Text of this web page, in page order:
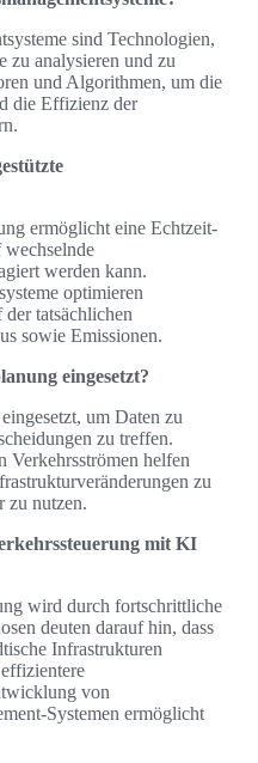
sind Technologien,
zu analysieren und zu
und Algorithmen, um die
die Effizienz der
ermöglicht eine Echtzeit-
werden kann.
optimieren
tatsächlichen
sowie Emissionen.
eingesetzt?
um Daten zu
zu treffen.
Verkehrsströmen helfen
zu
zu nutzen.
mit KI
wird durch fortschrittliche
deuten darauf hin, dass
Infrastrukturen
von
Systemen ermöglicht